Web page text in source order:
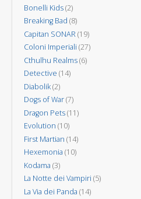
Bonelli Kids(2)
Breaking Bad (8)
Capitan SONAR(19)
Coloni Imperiali (27)
Cthulhu Realms(6)
Detective (14)
Diabolik(2)
Dogs of War(7)
Dragon Pets(11)
Evolution (10)
First Martian (14)
Hexemonia (10)
Kodama (3)
La Notte dei Vampiri (5)
La Via dei Panda (14)